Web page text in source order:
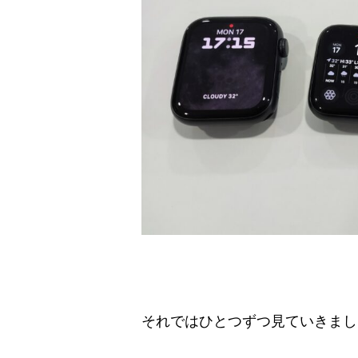
それではひとつずつ見ていきま